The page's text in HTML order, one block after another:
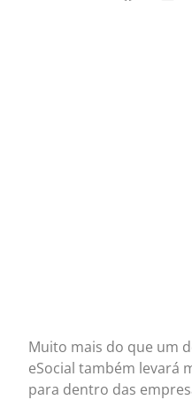
Muito mais do que um
eSocial também levará
para dentro das